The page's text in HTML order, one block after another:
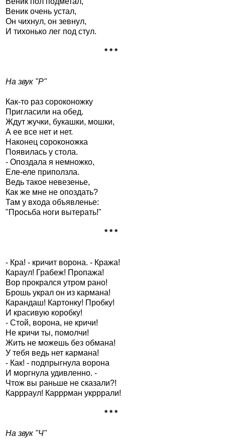
Веник очень устал,
Он чихнул, он зевнул,
И тихонько лег под стул.
* * *
На звук "Р"
Как-то раз сороконожку
Пригласили на обед.
Ждут жучки, букашки, мошки,
А ее все нет и нет.
Наконец сороконожка
Появилась у стола.
- Опоздала я немножко,
Еле-еле приползла.
Ведь такое невезенье,
Как же мне не опоздать?
Там у входа объявленье:
"Просьба ноги вытерать!"
* * *
- Кра! - кричит ворона. - Кража!
Караул! Грабеж! Пропажа!
Вор прокрался утром рано!
Брошь украл он из кармана!
Карандаш! Картонку! Пробку!
И красивую коробку!
- Стой, ворона, не кричи!
Не кричи ты, помолчи!
Жить не можешь без обмана!
У тебя ведь нет кармана!
- Как! - подпрыгнула ворона
И моргнула удивленно. -
Чтож вы раньше не сказали?!
Каррраул! Карррман укрррали!
* * *
На звук "Ч"